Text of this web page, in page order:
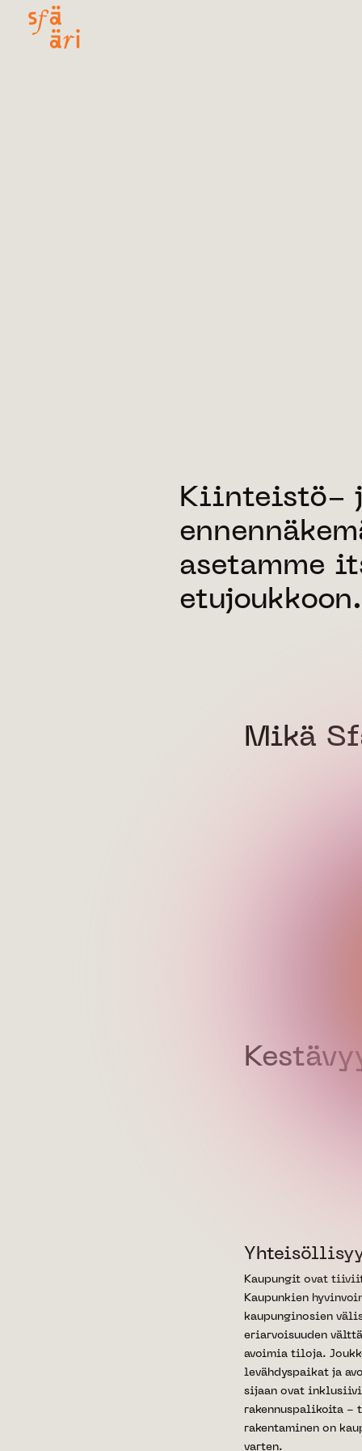
Kiinteistö-
asetamme
etujoukkoon.
Mikä
Kaupungit ovat
Kaupunkien
kaupunginosien
eriarvoisuuden
avoimia tiloja.
levähdyspaikat ja
sijaan ovat
rakennuspalikoita -
rakentaminen on
varten.